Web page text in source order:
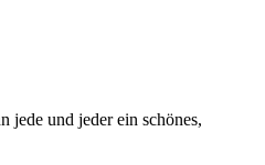
jede und jeder ein schönes,